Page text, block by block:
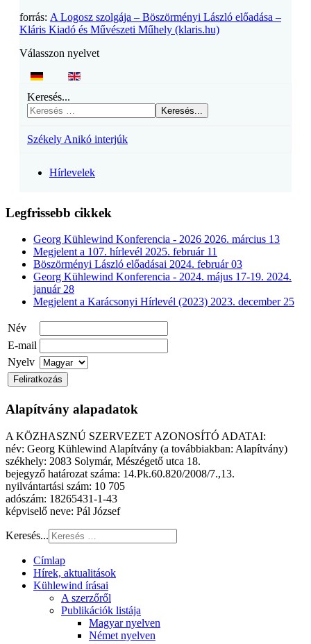
forrás: A Logosz szolgája – Böszörményi László előadása –
Kláris Kiadó és Művészeti Műhely (klaris.hu)
Válasszon nyelvet
Keresés...
Keresés...
Székely Anikó interjúk
Hírlevelek
Legfrissebb cikkek
Georg Kühlewind Konferencia - 2026 2026. március 13
Megjelent a 107. hírlevél 2025. február 11
Böszörményi László előadásai 2024. február 03
Georg Kühlewind Konferencia - 2024. május 17-19. 2024.
január 28
Megjelent a Karácsonyi Hírlevél (2023) 2023. december 25
Név
E-mail
Nyelv
Alapítvány alapadatok
A KÖZHASZNÚ SZERVEZET AZONOSÍTÓ ADATAI:
név: Georg Kühlewind Alapítvány (a továbbiakban: Alapítvány)
székhely: 2083 Solymár, Mészégető utca 18.
bejegyző határozat száma: 14.Pk.60.820/2008/7.,13.
nyilvántartási szám: 10 705
adószám: 18265431-1-43
képviselő neve: Pál József
Keresés...
Címlap
Hírek, aktualitások
Kühlewind írásai
A szerzőről
Publikációk listája
Magyar nyelven
Német nyelven